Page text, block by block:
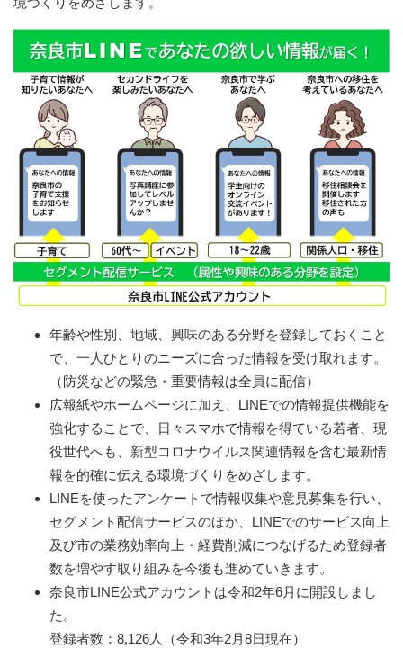
年齢や性別、地域、興味のある分野を登録しておくこと
で、一人ひとりのニーズに合った情報を受け取れます。
（防災などの緊急・重要情報は全員に配信）
広報紙やホームページに加え、LINEでの情報提供機能を
強化することで、日々スマホで情報を得ている若者、現
役世代へも、新型コロナウイルス関連情報を含む最新情
報を的確に伝える環境づくりをめざします。
LINEを使ったアンケートで情報収集や意見募集を行い、
セグメント配信サービスのほか、LINEでのサービス向上
及び市の業務効率向上・経費削減につなげるため登録者
数を増やす取り組みを今後も進めていきます。
奈良市LINE公式アカウントは令和2年6月に開設しまし
た。
登録者数：8,126人（令和3年2月8日現在）